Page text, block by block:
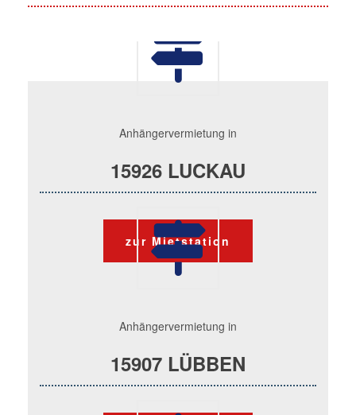
Anhängervermietung in
15926 LUCKAU
zur Mietstation
Anhängervermietung in
15907 LÜBBEN